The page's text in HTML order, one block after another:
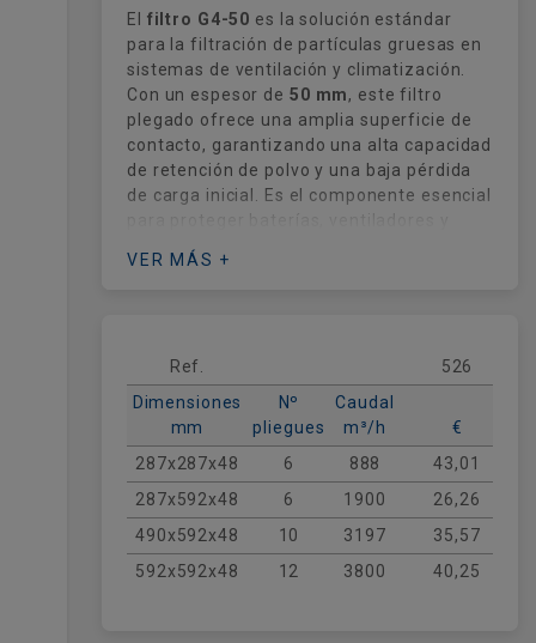
El filtro G4-50 es la solución estándar
para la filtración de partículas gruesas en
sistemas de ventilación y climatización.
Con un espesor de 50 mm, este filtro
plegado ofrece una amplia superficie de
contacto, garantizando una alta capacidad
de retención de polvo y una baja pérdida
de carga inicial. Es el componente esencial
filtros de mayor eficiencia (HEPA) contra
la acumulación de suciedad.
50 cumple con la normativa de eficiencia
gravimétrica, siendo ideal para entornos
industriales, comerciales y unidades de
tratamiento de aire (UTA). Su diseño
duradero asegura una
óptima calidad del
aire interiory contribuye a la eficiencia
energética del sistema, prolongando los
intervalos de mantenimiento y reduciendo
los costes operativos.
VER MÁS +
Ref.
526
Dimensiones
mm
Nº
pliegues
Caudal
m³/h
€
287x287x48
6 888
43,01
287x592x48
6 1900
26,26
490x592x48
10 3197
35,57
592x592x48
12 3800 40,25